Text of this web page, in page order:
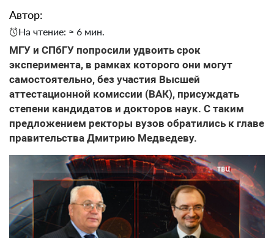
Автор:
На чтение: ≈ 6 мин.
МГУ и СПбГУ попросили удвоить срок
эксперимента, в рамках которого они могут
самостоятельно, без участия Высшей
аттестационной комиссии (ВАК), присуждать
степени кандидатов и докторов наук. С таким
предложением ректоры вузов обратились к главе
правительства Дмитрию Медведеву.